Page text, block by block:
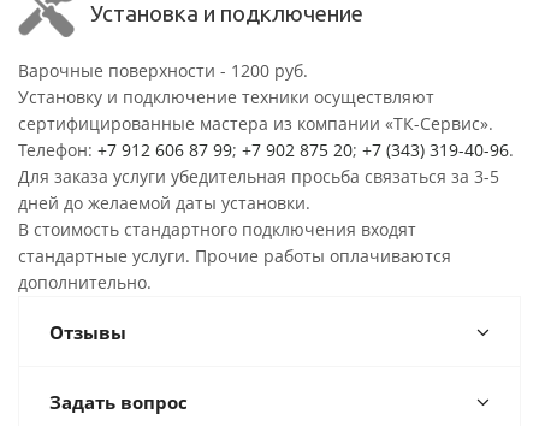
Установка и подключение
Варочные поверхности - 1200 руб.
Установку и подключение техники осуществляют
сертифицированные мастера из компании «ТК-Сервис».
Телефон: +7 912 606 87 99; +7 902 875 20; +7 (343) 319-40-96.
Для заказа услуги убедительная просьба связаться за 3-5
дней до желаемой даты установки.
В стоимость стандартного подключения входят
стандартные услуги. Прочие работы оплачиваются
дополнительно.
Отзывы
Задать вопрос